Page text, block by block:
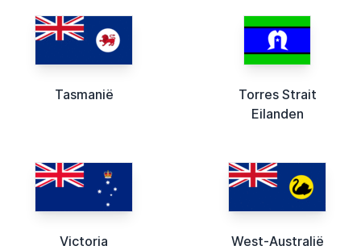
Tasmanië
Torres Strait
Eilanden
Victoria West-Australië